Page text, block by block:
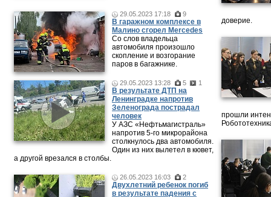
29.05.2023 17:18 9
В гаражном комплексе в
Малино сгорел Mercedes
Со слов владельца
автомобиля произошло
скопление и возгорание
паров в багажнике.
29.05.2023 13:28 5 1
В результате ДТП на
Ленинградке напротив
Зеленограда пострадал
человек
У АЗС «Нефтьмагистраль»
напротив 5-го микрорайона
столкнулось два автомобиля.
Один из них вылетел в кювет,
а другой врезался в столбы.
26.05.2023 16:03 2
Двухлетний ребенок погиб
в результате падения с
доверие.
прошли